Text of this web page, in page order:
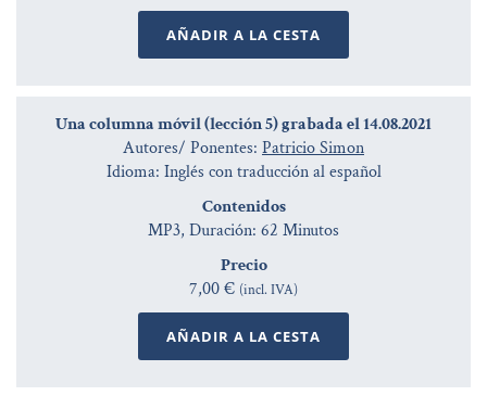
AÑADIR A LA CESTA
Una columna móvil (lección 5) grabada el 14.08.2021
Autores/ Ponentes: Patricio Simon
Idioma: Inglés con traducción al español
Contenidos
MP3, Duración: 62 Minutos
Precio
7,00 € (incl. IVA)
AÑADIR A LA CESTA